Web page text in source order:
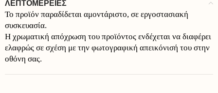
ΛΕΠΤΟΜΕΡΕΙΕΣ
Το προϊόν παραδίδεται αμοντάριστο, σε εργοστασιακή
συσκευασία.
Η χρωματική απόχρωση του προϊόντος ενδέχεται να διαφέρει
ελαφρώς σε σχέση με την φωτογραφική απεικόνισή του στην
οθόνη σας.